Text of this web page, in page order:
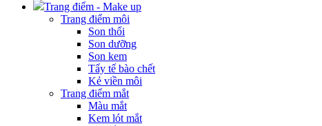
Trang điểm - Make up
Trang điểm môi
Son thổi
Son dưỡng
Son kem
Tẩy tế bào chết
Kẻ viền môi
Trang điểm mắt
Màu mắt
Kem lót mắt